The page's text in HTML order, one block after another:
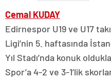
Cemal KUDAY
Edirnespor U19 ve U17
Ligi’nin 5. haftasında
Yıl Stadı’nda konuk
Spor’a 4-2 ve 3-1’lik